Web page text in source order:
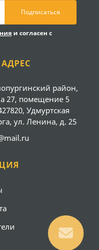
Подписаться
и согласен с
район,
27, помещение 5
Удмуртская
ул. Ленина, д. 25